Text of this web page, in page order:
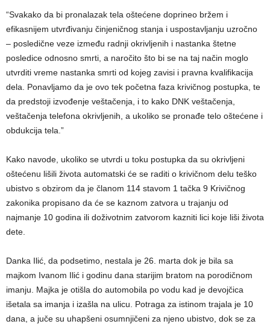
“Svakako da bi pronalazak tela oštećene doprineo bržem i
efikasnijem utvrđivanju činjeničnog stanja i uspostavljanju uzročno
– posledične veze između radnji okrivljenih i nastanka štetne
posledice odnosno smrti, a naročito što bi se na taj način moglo
utvrditi vreme nastanka smrti od kojeg zavisi i pravna kvalifikacija
dela. Ponavljamo da je ovo tek početna faza krivičnog postupka, te
da predstoji izvođenje veštačenja, i to kako DNK veštačenja,
veštačenja telefona okrivljenih, a ukoliko se pronađe telo oštećene i
obdukcija tela.”
Kako navode, ukoliko se utvrdi u toku postupka da su okrivljeni
oštećenu lišili života automatski će se raditi o krivičnom delu teško
ubistvo s obzirom da je članom 114 stavom 1 tačka 9 Krivičnog
zakonika propisano da će se kaznom zatvora u trajanju od
najmanje 10 godina ili doživotnim zatvorom kazniti lici koje liši života
dete.
Danka Ilić, da podsetimo, nestala je 26. marta dok je bila sa
majkom Ivanom Ilić i godinu dana starijim bratom na porodičnom
imanju. Majka je otišla do automobila po vodu kad je devojčica
išetala sa imanja i izašla na ulicu. Potraga za istinom trajala je 10
dana, a juče su uhapšeni osumnjičeni za njeno ubistvo, dok se za